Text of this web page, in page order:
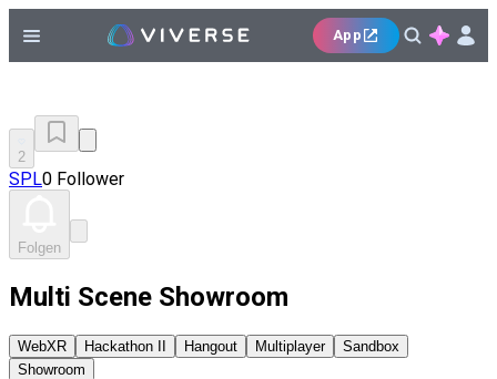
App
2
SPL0 Follower
Folgen
Multi Scene Showroom
WebXR Hackathon II Hangout Multiplayer
Sandbox
Showroom